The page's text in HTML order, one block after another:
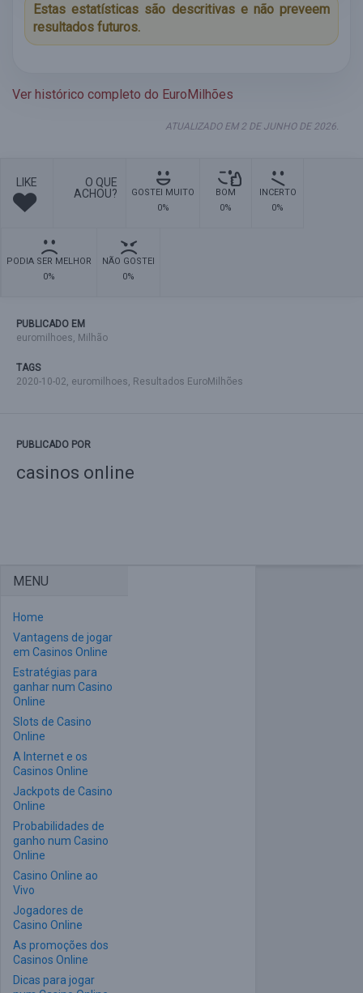
Estas estatísticas são descritivas e não preveem
resultados futuros.
Ver histórico completo do EuroMilhões
ATUALIZADO EM 2 DE JUNHO DE 2026.
LIKE
O QUE
ACHOU?
GOSTEI MUITO
0%
BOM
0%
INCERTO
0%
PODIA SER MELHOR
0%
NÃO GOSTEI
0%
PUBLICADO EM
euromilhoes, Milhão
TAGS
2020-10-02, euromilhoes, Resultados EuroMilhões
PUBLICADO POR
casinos online
MENU
Home
Vantagens de jogar
em Casinos Online
Estratégias para
ganhar num Casino
Online
Slots de Casino
Online
A Internet e os
Casinos Online
Jackpots de Casino
Online
Probabilidades de
ganho num Casino
Online
Casino Online ao
Vivo
Jogadores de
Casino Online
As promoções dos
Casinos Online
Dicas para jogar